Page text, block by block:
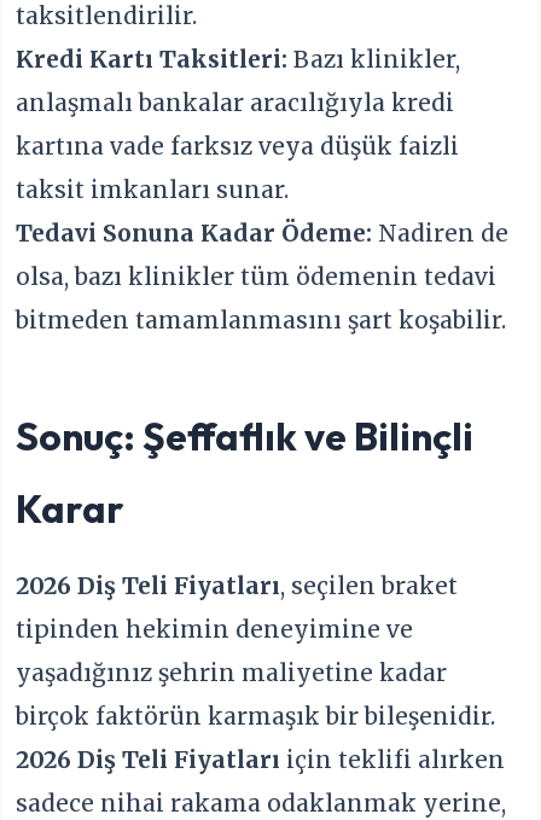
taksitlendirilir.
Kredi Kartı Taksitleri: Bazı klinikler,
anlaşmalı bankalar aracılığıyla kredi
kartına vade farksız veya düşük faizli
taksit imkanları sunar.
Tedavi Sonuna Kadar Ödeme: Nadiren de
olsa, bazı klinikler tüm ödemenin tedavi
bitmeden tamamlanmasını şart koşabilir.
Sonuç: Şeffaflık ve Bilinçli
Karar
2026 Diş Teli Fiyatları, seçilen braket
tipinden hekimin deneyimine ve
yaşadığınız şehrin maliyetine kadar
birçok faktörün karmaşık bir bileşenidir.
2026 Diş Teli Fiyatları için teklifi alırken
sadece nihai rakama odaklanmak yerine,